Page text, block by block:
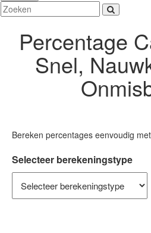
Percentage
Snel,
Bereken percentages eenvoudig
Selecteer berekeningstype